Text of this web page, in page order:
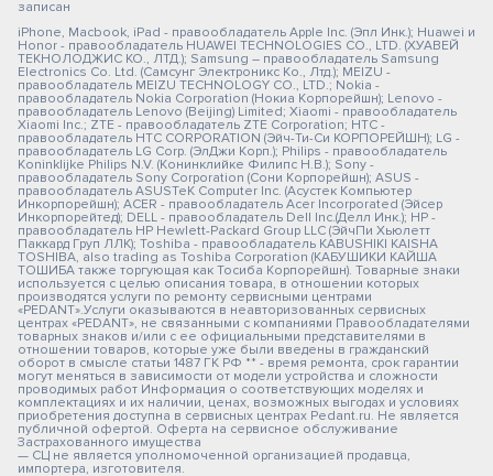
записан
iPhone, Macbook, iPad - правообладатель Apple Inc. (Эпл Инк.); Huawei и
Honor - правообладатель HUAWEI TECHNOLOGIES CO., LTD. (ХУАВЕЙ
ТЕКНОЛОДЖИС КО., ЛТД.); Samsung – правообладатель Samsung
Electronics Co. Ltd. (Самсунг Электроникс Ко., Лтд.); MEIZU -
правообладатель MEIZU TECHNOLOGY CO., LTD.; Nokia -
правообладатель Nokia Corporation (Нокиа Корпорейшн); Lenovo -
правообладатель Lenovo (Beijing) Limited; Xiaomi - правообладатель
Xiaomi Inc.; ZTE - правообладатель ZTE Corporation; HTC -
правообладатель HTC CORPORATION (Эйч-Ти-Си КОРПОРЕЙШН); LG -
правообладатель LG Corp. (ЭлДжи Корп.); Philips - правообладатель
Koninklijke Philips N.V. (Конинклийке Филипс Н.В.); Sony -
правообладатель Sony Corporation (Сони Корпорейшн); ASUS -
правообладатель ASUSTeK Computer Inc. (Асустек Компьютер
Инкорпорейшн); ACER - правообладатель Acer Incorporated (Эйсер
Инкорпорейтед); DELL - правообладатель Dell Inc.(Делл Инк.); HP -
правообладатель HP Hewlett-Packard Group LLC (ЭйчПи Хьюлетт
Паккард Груп ЛЛК); Toshiba - правообладатель KABUSHIKI KAISHA
TOSHIBA, also trading as Toshiba Corporation (КАБУШИКИ КАЙША
ТОШИБА также торгующая как Тосиба Корпорейшн). Товарные знаки
используется с целью описания товара, в отношении которых
производятся услуги по ремонту сервисными центрами
«PEDANT».Услуги оказываются в неавторизованных сервисных
центрах «PEDANT», не связанными с компаниями Правообладателями
товарных знаков и/или с ее официальными представителями в
отношении товаров, которые уже были введены в гражданский
оборот в смысле статьи 1487 ГК РФ ** - время ремонта, срок гарантии
могут меняться в зависимости от модели устройства и сложности
проводимых работ Информация о соответствующих моделях и
комплектациях и их наличии, ценах, возможных выгодах и условиях
приобретения доступна в сервисных центрах Pedant.ru. Не является
публичной офертой. Оферта на сервисное обслуживание
Застрахованного имущества
— СЦ не является уполномоченной организацией продавца,
импортера, изготовителя.